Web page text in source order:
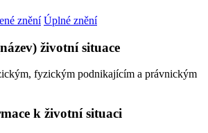
znění Úplné znění
životní situace
fyzickým podnikajícím a právnickým
k životní situaci